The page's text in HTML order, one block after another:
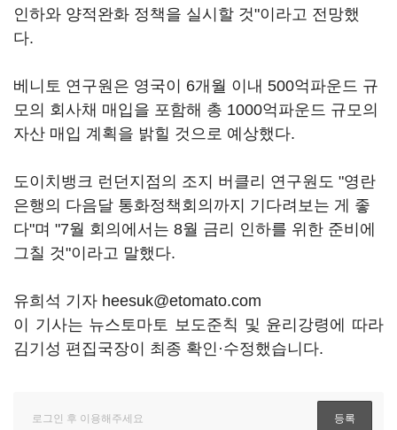
인하와 양적완화 정책을 실시할 것"이라고 전망했
다.
베니토 연구원은 영국이 6개월 이내 500억파운드 규
모의 회사채 매입을 포함해 총 1000억파운드 규모의
자산 매입 계획을 밝힐 것으로 예상했다.
도이치뱅크 런던지점의 조지 버클리 연구원도 "영란
은행의 다음달 통화정책회의까지 기다려보는 게 좋
다"며 "7월 회의에서는 8월 금리 인하를 위한 준비에
그칠 것"이라고 말했다.
유희석 기자 heesuk@etomato.com
이 기사는 뉴스토마토 보도준칙 및 윤리강령에 따라
김기성 편집국장이 최종 확인·수정했습니다.